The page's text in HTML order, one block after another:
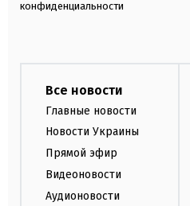
конфиденциальности
Все новости
Главные новости
Новости Украины
Прямой эфир
Видеоновости
Аудионовости